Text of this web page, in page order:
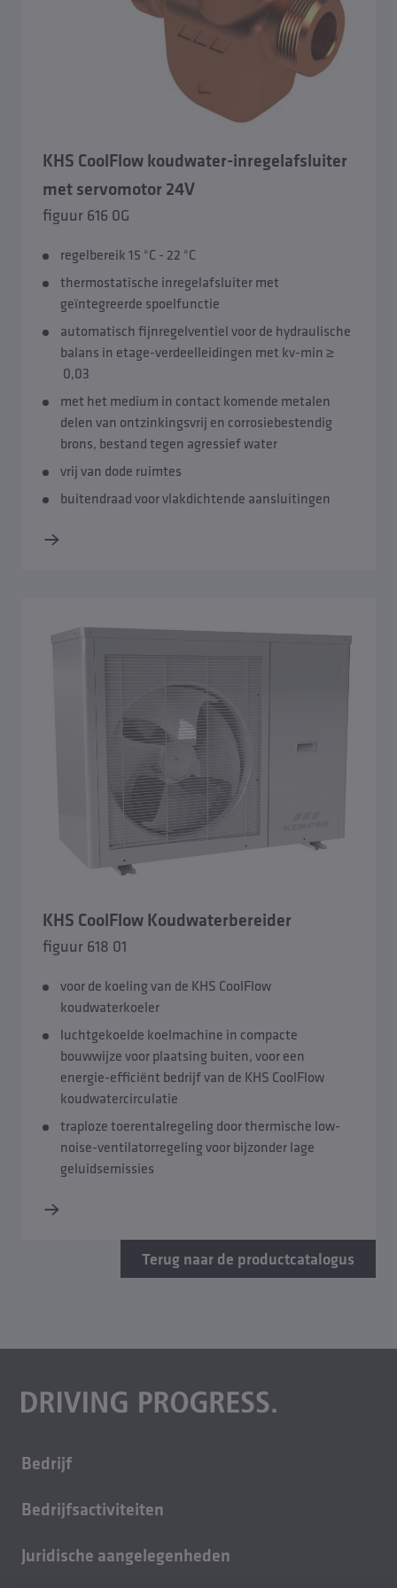
KHS CoolFlow koudwater-inregelafsluiter
met servomotor 24V
figuur 616 0G
regelbereik 15 °C - 22 °C
thermostatische inregelafsluiter met
geïntegreerde spoelfunctie
automatisch fijnregelventiel voor de hydraulische
balans in etage-verdeelleidingen met kv-min ≥
0,03
met het medium in contact komende metalen
delen van ontzinkingsvrij en corrosiebestendig
brons, bestand tegen agressief water
vrij van dode ruimtes
buitendraad voor vlakdichtende aansluitingen
KHS CoolFlow Koudwaterbereider
figuur 618 01
voor de koeling van de KHS CoolFlow
koudwaterkoeler
luchtgekoelde koelmachine in compacte
bouwwijze voor plaatsing buiten, voor een
energie-efficiënt bedrijf van de KHS CoolFlow
koudwatercirculatie
traploze toerentalregeling door thermische low-
noise-ventilatorregeling voor bijzonder lage
geluidsemissies
Terug naar de productcatalogus
Bedrijf
Carrière
Duurzaamheid
Bedrijfsactiviteiten
Giettechniek
Juridische aangelegenheden